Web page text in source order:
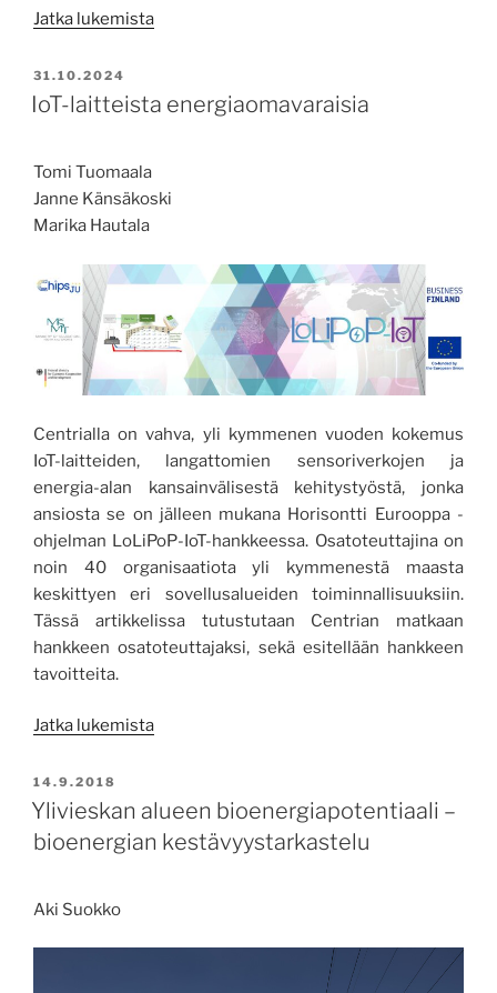
Jatka lukemista”Perinteistä
kulttuuriperintö
veto-
JULKAISTU
31.10.2024
IoT-laitteista energiaomavaraisia
Tomi Tuomaala
Janne Känsäkoski
Marika Hautala
Centrialla on vahva, yli kymmenen vuoden kokemus
IoT-laitteiden, langattomien sensoriverkojen ja
energia-alan kansainvälisestä kehitystyöstä, jonka
ansiosta se on jälleen mukana Horisontti Eurooppa -
ohjelman LoLiPoP-IoT-hankkeessa. Osatoteuttajina on
noin 40 organisaatiota yli kymmenestä maasta
keskittyen eri sovellusalueiden toiminnallisuuksiin.
Tässä artikkelissa tutustutaan Centrian matkaan
hankkeen osatoteuttajaksi, sekä esitellään hankkeen
tavoitteita.
Jatka lukemista”IoT-
JULKAISTU
14.9.2018
Ylivieskan alueen bioenergiapotentiaali –
bioenergian kestävyystarkastelu
Aki Suokko